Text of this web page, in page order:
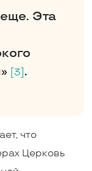
Эта
[3] .
что
Церковь